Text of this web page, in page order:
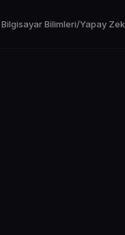
Bilgisayar Bilimleri/Yapay